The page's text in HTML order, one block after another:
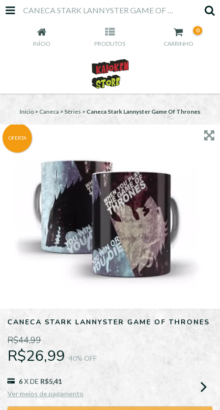
CANECA STARK LANNYSTER GAME OF THRONES
INÍCIO PRODUTOS CARRINHO
0
Início > Caneca > Séries > Caneca Stark Lannyster Game Of Thrones
OFERTA
CANECA STARK LANNYSTER GAME OF THRONES
R$44,99
R$26,9940% OFF
6X DE R$5,41
Ver meios de pagamento